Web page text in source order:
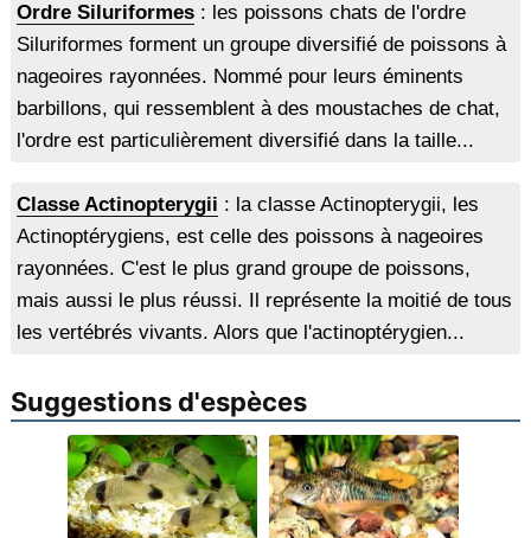
Ordre Siluriformes: les poissons chats de l'ordre
Siluriformes forment un groupe diversifié de poissons à
nageoires rayonnées. Nommé pour leurs éminents
barbillons, qui ressemblent à des moustaches de chat,
l'ordre est particulièrement diversifié dans la taille...
Classe Actinopterygii : la classe Actinopterygii, les
Actinoptérygiens, est celle des poissons à nageoires
rayonnées. C'est le plus grand groupe de poissons,
mais aussi le plus réussi. Il représente la moitié de tous
les vertébrés vivants. Alors que l'actinoptérygien...
Suggestions d'espèces